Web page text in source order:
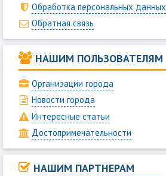
Обработка персональных данных
Обратная связь
НАШИМ ПОЛЬЗОВАТЕЛЯМ
Организации города
Новости города
Интересные статьи
Достопримечательности
НАШИМ ПАРТНЕРАМ